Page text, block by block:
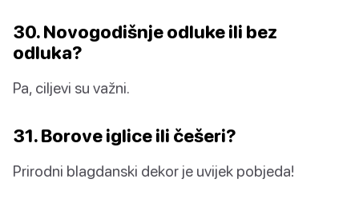
30. Novogodišnje odluke ili bez
odluka?
Pa, ciljevi su važni.
31. Borove iglice ili češeri?
Prirodni blagdanski dekor je uvijek pobjeda!